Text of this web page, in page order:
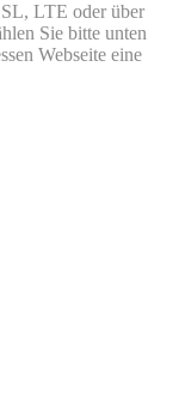
LTE oder über
Sie bitte unten
Webseite eine